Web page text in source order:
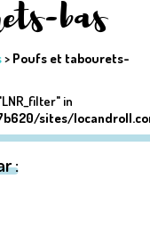
bas
> Poufs et tabourets-
in
sites/
: